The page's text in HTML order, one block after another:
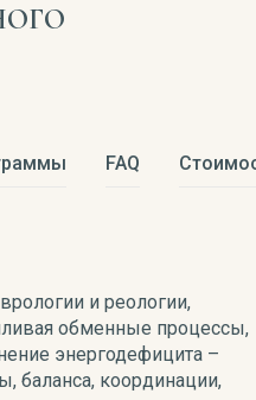
FAQ
и реологии,
обменные процессы,
энергодефицита –
баланса, координации,